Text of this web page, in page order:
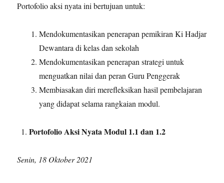
Portofolio aksi nyata ini bertujuan untuk:
Mendokumentasikan penerapan pemikiran Ki Hadjar
Dewantara di kelas dan sekolah
Mendokumentasikan penerapan strategi untuk
menguatkan nilai dan peran Guru Penggerak
Membiasakan diri merefleksikan hasil pembelajaran
yang didapat selama rangkaian modul.
Portofolio Aksi Nyata Modul 1.1 dan 1.2
Senin, 18 Oktober 2021